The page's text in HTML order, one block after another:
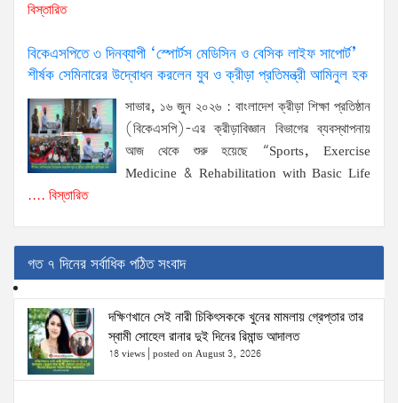
বিস্তারিত
বিকেএসপিতে ৩ দিনব্যাপী ‘স্পোর্টস মেডিসিন ও বেসিক লাইফ সাপোর্ট’
শীর্ষক সেমিনারের উদ্বোধন করলেন যুব ও ক্রীড়া প্রতিমন্ত্রী আমিনুল হক
সাভার, ১৬ জুন ২০২৬ : বাংলাদেশ ক্রীড়া শিক্ষা প্রতিষ্ঠান
(বিকেএসপি)-এর ক্রীড়াবিজ্ঞান বিভাগের ব্যবস্থাপনায়
আজ থেকে শুরু হয়েছে “Sports, Exercise
Medicine & Rehabilitation with Basic Life
.... বিস্তারিত
গত ৭ দিনের সর্বাধিক পঠিত সংবাদ
দক্ষিণখানে সেই নারী চিকিৎসককে খুনের মামলায় গ্রেপ্তার তার
স্বামী সোহেল রানার দুই দিনের রিমান্ড আদালত
18 views posted on August 3, 2026